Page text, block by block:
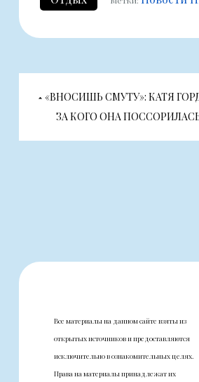
Навигация
по
«ВНОСИШЬ СМУТУ»: КАТЯ
ЗА КОГО ОНА
Все материалы на данном сайте взяты из
открытых источников и предоставляются
исключительно в ознакомительных целях.
Права на материалы принадлежат их